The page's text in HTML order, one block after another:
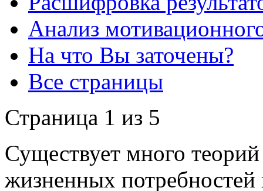
Анализ
На что Вы заточены?
Все страницы
Страница 1 из 5
Существует много
жизненных